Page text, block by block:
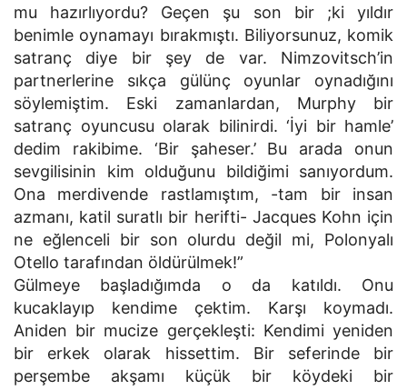
mu hazırlıyordu? Geçen şu son bir ;ki yıldır
benimle oynamayı bırakmıştı. Biliyorsunuz, komik
satranç diye bir şey de var. Nimzovitsch’in
partnerlerine sıkça gülünç oyunlar oynadığını
söylemiştim. Eski zamanlardan, Murphy bir
satranç oyuncusu olarak bilinirdi. ‘İyi bir hamle’
dedim rakibime. ‘Bir şaheser.’ Bu arada onun
sevgilisinin kim olduğunu bildiğimi sanıyordum.
Ona merdivende rastlamıştım, -tam bir insan
azmanı, katil suratlı bir herifti- Jacques Kohn için
ne eğlenceli bir son olurdu değil mi, Polonyalı
Otello tarafından öldürülmek!”
Gülmeye başladığımda o da katıldı. Onu
kucaklayıp kendime çektim. Karşı koymadı.
Aniden bir mucize gerçekleşti: Kendimi yeniden
bir erkek olarak hissettim. Bir seferinde bir
perşembe akşamı küçük bir köydeki bir